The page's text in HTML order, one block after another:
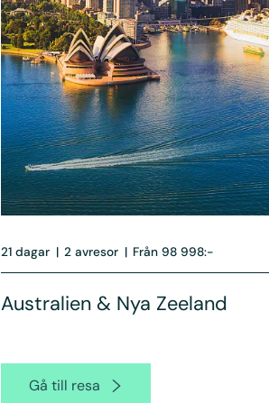
21 dagar | 2 avresor | Från 98 998:-
Australien & Nya Zeeland
Gå till resa